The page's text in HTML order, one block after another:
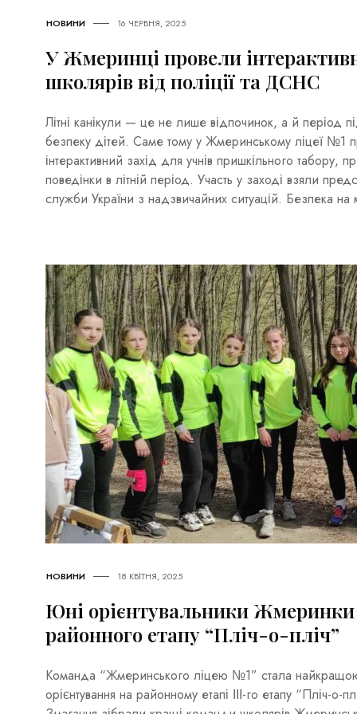
НОВИНИ 16 ЧЕРВНЯ, 2025
У Жмеринці провели
школярів від поліції та ДСНС
Літні канікули — це не лише відпочинок, а й період
безпеку дітей. Саме тому у Жмеринському ліцеї №1
інтерактивний захід для учнів пришкільного табору,
поведінки в літній період. Участь у заході взяли
служби України з надзвичайних ситуацій. Безпека
НОВИНИ 18 КВІТНЯ, 2025
Юні орієнтувальники
районного етапу “Пліч-о-пліч”
Команда “Жмеринського ліцею №1” стала найкращою
орієнтування на районному етапі ІІІ-го етапу “Пліч-о-